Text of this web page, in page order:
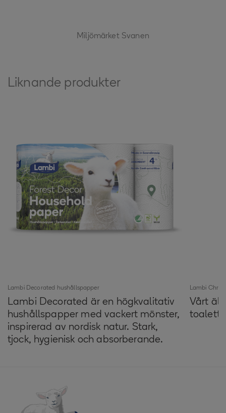
Miljömärket Svanen
Liknande produkter
Lambi Decorated hushållspapper
Lambi Decorated är en högkvalitativ
hushållspapper med vackert mönster,
inspirerad av nordisk natur. Stark,
tjock, hygienisk och absorberande.
Lambi
Vårt